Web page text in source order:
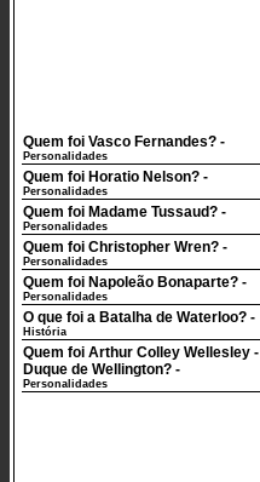
Quem foi Vasco Fernandes? -
Personalidades
Quem foi Horatio Nelson? -
Personalidades
Quem foi Madame Tussaud? -
Personalidades
Quem foi Christopher Wren? -
Personalidades
Quem foi Napoleão Bonaparte? -
Personalidades
O que foi a Batalha de Waterloo? -
História
Quem foi Arthur Colley Wellesley -
Duque de Wellington? -
Personalidades